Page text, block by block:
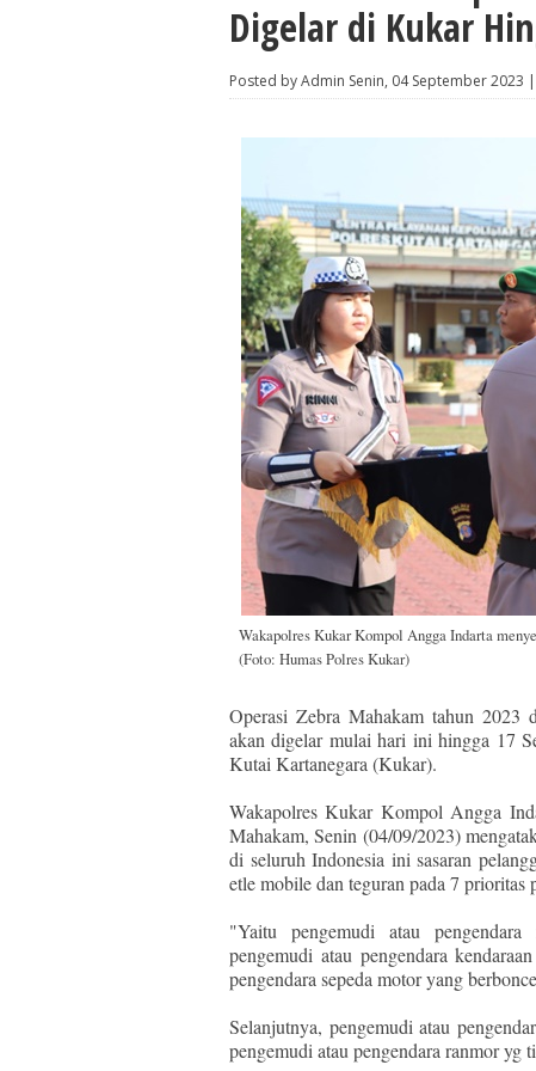
Digelar di Kukar
Posted by Admin Senin, 04 September 2023 |
Wakapolres Kukar Kompol Angga Indarta
(Foto: Humas Polres Kukar)
Operasi Zebra Mahakam tahun 2023
akan digelar mulai hari ini hingga 17
Kutai Kartanegara (Kukar).
Wakapolres Kukar Kompol Angga
Mahakam, Senin (04/09/2023)
di seluruh Indonesia ini sasaran
etle mobile dan teguran pada 7 prioritas
"Yaitu pengemudi atau
pengemudi atau pengendara
pengendara sepeda motor yang
Selanjutnya, pengemudi atau
pengemudi atau pengendara ranmor yg